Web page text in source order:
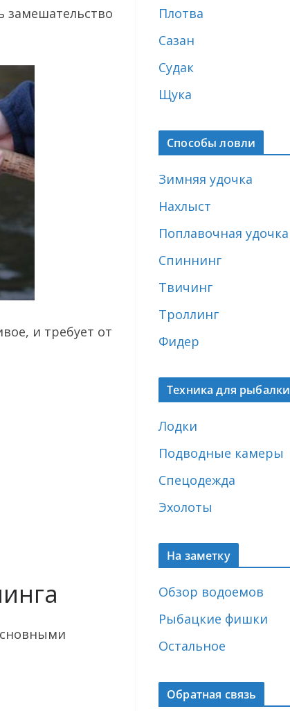
замешательство
и требует от
Плотва
Сазан
Судак
Щука
Способы ловли
Зимняя удочка
Нахлыст
Поплавочная удочка
Спиннинг
Твичинг
Троллинг
Фидер
Техника для рыбалки
Лодки
Подводные камеры
Спецодежда
Эхолоты
На заметку
Обзор водоемов
Рыбацкие фишки
Остальное
Обратная связь